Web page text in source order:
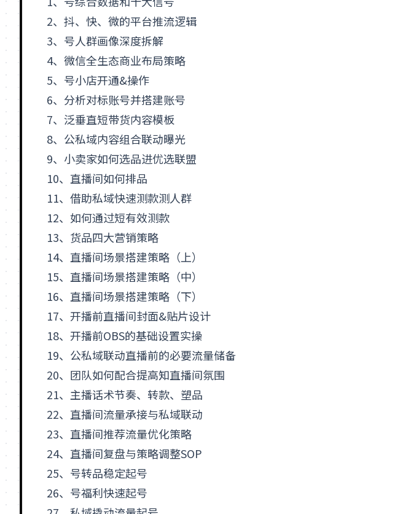
2、抖、快、微的平台推流逻辑
3、号人群画像深度拆解
4、微信全生态商业布局策略
5、号小店开通&操作
6、分析对标账号并搭建账号
7、泛垂直短带货内容模板
8、公私域内容组合联动曝光
9、小卖家如何选品进优选联盟
10、直播间如何排品
11、借助私域快速测款测人群
12、如何通过短有效测款
13、货品四大营销策略
14、直播间场景搭建策略（上）
15、直播间场景搭建策略（中）
16、直播间场景搭建策略（下）
17、开播前直播间封面&贴片设计
18、开播前OBS的基础设置实操
19、公私域联动直播前的必要流量储备
20、团队如何配合提高知直播间氛围
21、 主播话术节奏、转款、塑品
22、直播间流量承接与私域联动
23、直播间推荐流量优化策略
24、直播间复盘与策略调整SOP
25、号转品稳定起号
26、号福利快速起号